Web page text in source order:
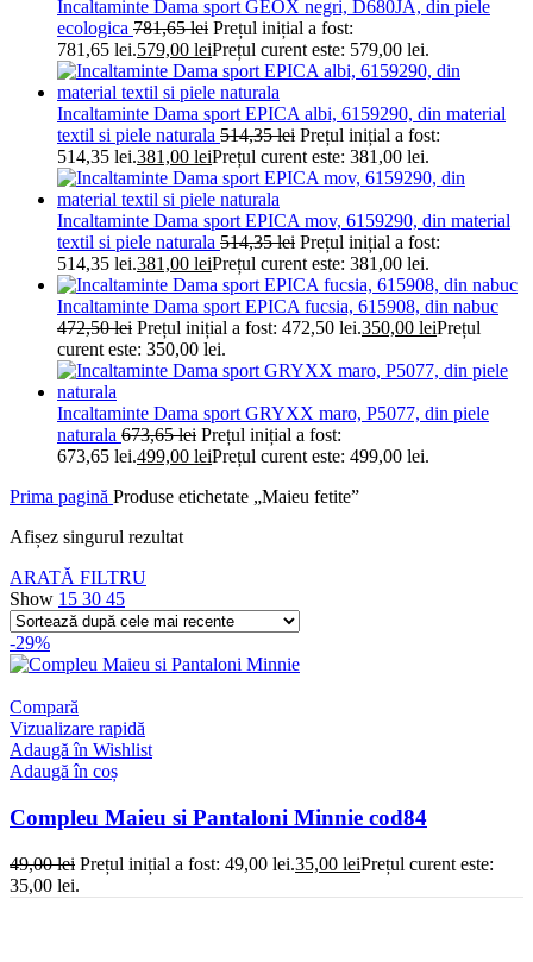
Incaltaminte Dama sport GEOX negri, D680JA, din piele
ecologica 781,65lei Prețul inițial a fost:
781,65 lei.579,00 leiPrețul curent este: 579,00 lei.
Incaltaminte Dama sport EPICA albi, 6159290, din material
textil si piele naturala 514,35lei Prețul inițial a fost:
514,35 lei.381,00 leiPrețul curent este: 381,00 lei.
Incaltaminte Dama sport EPICA mov, 6159290, din material
textil si piele naturala 514,35lei Prețul inițial a fost:
514,35 lei.381,00 leiPrețul curent este: 381,00 lei.
Incaltaminte Dama sport EPICA fucsia, 615908, din nabuc
472,50lei Prețul inițial a fost: 472,50 lei.350,00 leiPrețul
curent este: 350,00 lei.
Incaltaminte Dama sport GRYXX maro, P5077, din piele
naturala 673,65lei Prețul inițial a fost:
673,65 lei.499,00 leiPrețul curent este: 499,00 lei.
Prima pagină Produse etichetate „Maieu fetite”
Afișez singurul rezultat
ARATĂ FILTRU
Show 15 30 45
-29%
Compară
Vizualizare rapidă
Adaugă în Wishlist
Adaugă în coș
Compleu Maieu si Pantaloni Minnie cod84
49,00lei Prețul inițial a fost: 49,00 lei.35,00 leiPrețul curent este:
35,00 lei.